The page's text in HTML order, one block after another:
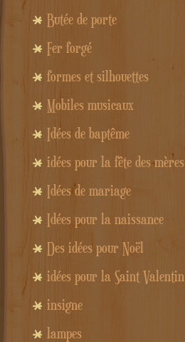
Butée de porte
Fer forgé
formes et silhouettes
Mobiles musicaux
Idées de baptême
idées pour la fête des mères
Idées de mariage
Idées pour la naissance
Des idées pour Noël
idées pour la Saint Valentin
insigne
lampes